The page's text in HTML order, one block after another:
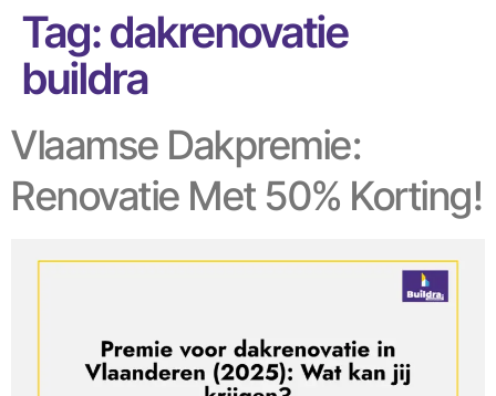
Tag:dakrenovatie
buildra
Vlaamse Dakpremie:
Renovatie Met 50% Korting!